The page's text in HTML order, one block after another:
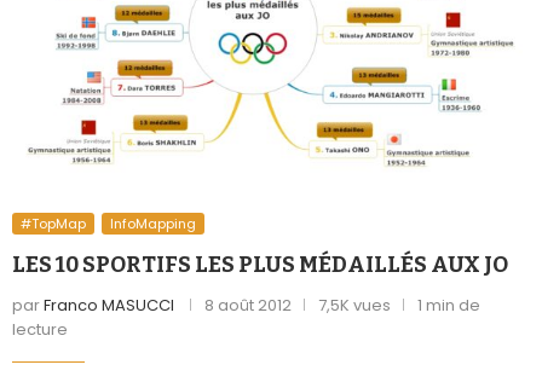
#TopMap InfoMapping
LES 10 SPORTIFS LES PLUS MÉDAILLÉS AUX JO
parFranco MASUCCI 8 août 2012 7,5K vues
1 min de
lecture